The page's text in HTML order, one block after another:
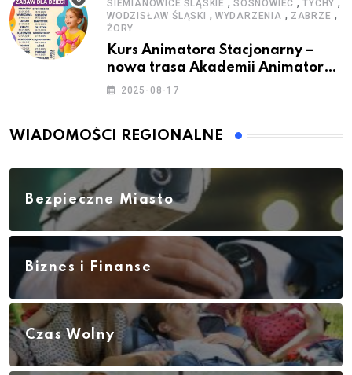
SIEMIANOWICE ŚLĄSKIE SOSNOWIEC TYCHY
WODZISŁAW ŚLĄSKI , WYDARZENIA , ZABRZE ,
ŻORY
Kurs Animatora Stacjonarny –
nowa trasa Akademii Animatora
– jesień 2025
2025-08-17
WIADOMOŚCI REGIONALNE
Bezpieczne Miasto
Biznes i Finanse
Czas Wolny